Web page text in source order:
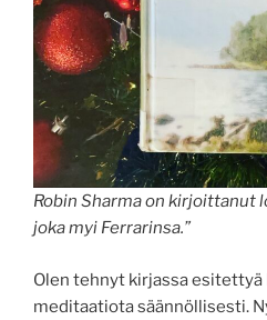
Robin Sharma on kirjoittanut
joka myi Ferrarinsa.”
Olen tehnyt kirjassa esitettyä
meditaatiota säännöllisesti.